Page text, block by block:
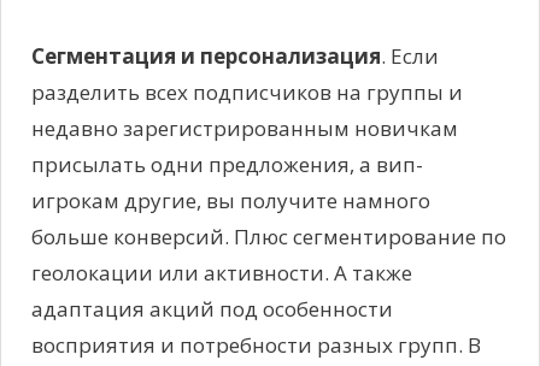
Сегментация и персонализация. Если
разделить всех подписчиков на группы и
недавно зарегистрированным новичкам
присылать одни предложения, а вип-
игрокам другие, вы получите намного
больше конверсий. Плюс сегментирование по
геолокации или активности. А также
адаптация акций под особенности
восприятия и потребности разных групп. В